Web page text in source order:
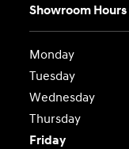
Showroom Hours
Monday
Tuesday
Wednesday
Thursday
Friday